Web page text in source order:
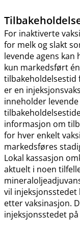
For inaktiverte
for melk og slakt
levende agens kan
kun markedsført
er en
inneholder
informasjon om
for hver enkelt
markedsføres
Lokal kassasjon
aktuelt i noen
vil injeksjonsstedet
etter vaksinasjon.
injeksjonsstedet